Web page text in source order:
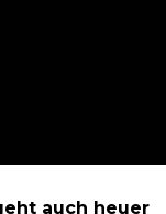
auch heuer